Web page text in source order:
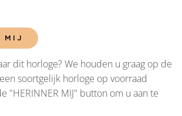
MIJ
dit horloge? We houden u graag op de
soortgelijk horloge op voorraad
"HERINNER MIJ" button om u aan te